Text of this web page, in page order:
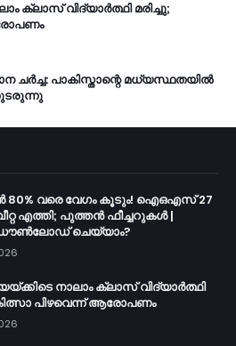
ക്ലാസ് വിദ്യാർത്ഥി മരിച്ചു;
പാകിസ്താന്റെ മധ്യസ്ഥതയിൽ
വരെ വേഗം കൂടും! ഐഒഎസ് 27
എത്തി; പുത്തൻ ഫീച്ചറുകൾ |
ചെയ്യാം?
നാലാം ക്ലാസ് വിദ്യാർത്ഥി
പിഴവെന്ന് ആരോപണം